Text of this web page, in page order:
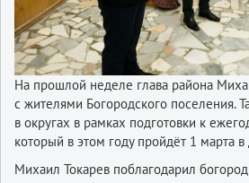
На прошлой неделе глава района
с жителями Богородского поселения.
в округах в рамках подготовки к
который в этом году пройдёт 1 марта
Михаил Токарев поблагодарил